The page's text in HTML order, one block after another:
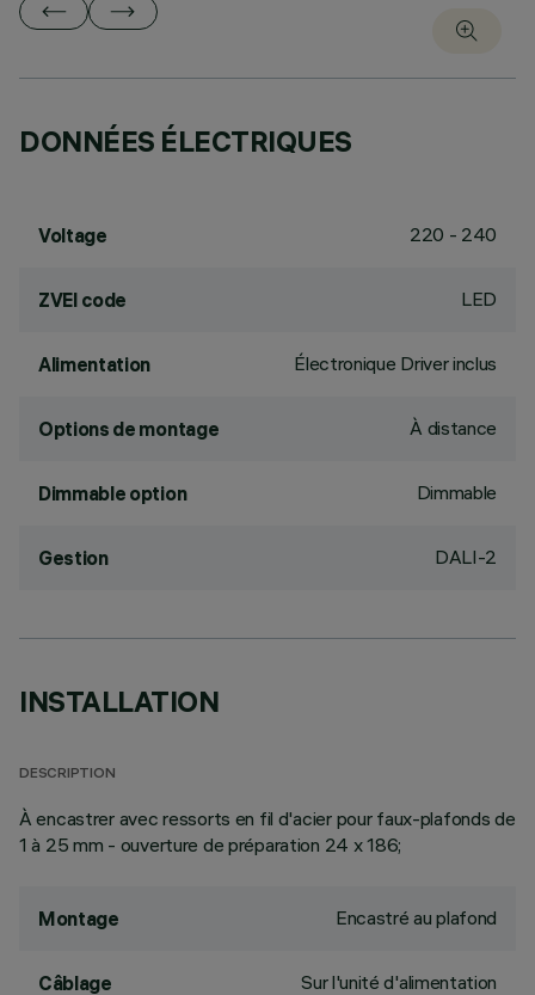
DONNÉES ÉLECTRIQUES
Voltage 220 - 240
ZVEI code LED
Alimentation Électronique Driver inclus
Options de montage À distance
Dimmable option Dimmable
Gestion DALI-2
INSTALLATION
DESCRIPTION
À encastrer avec ressorts en fil d'acier pour faux-plafonds de
1 à 25 mm - ouverture de préparation 24 x 186;
Montage Encastré au plafond
Câblage
Sur l'unité d'alimentation